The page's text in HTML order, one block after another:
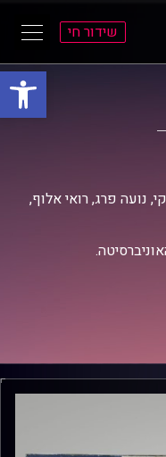
פתח
שידור חי
נועה פרג, רואי אלוף,